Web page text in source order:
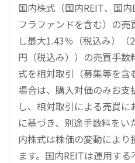
国内株式（国内REIT、国
フラファンドを含む）の
し最大1.43％（税込み）
円（税込み））の売買手数
式を相対取引（募集等を含
場合は、購入対価のみお支
し、相対取引による売買
に基づき、別途手数料をい
内株式は株価の変動により
ます。国内REITは運用す